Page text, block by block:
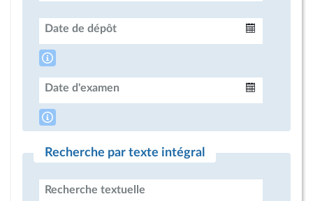
Date de dépôt
Date d'examen
Recherche par texte intégral
Recherche textuelle